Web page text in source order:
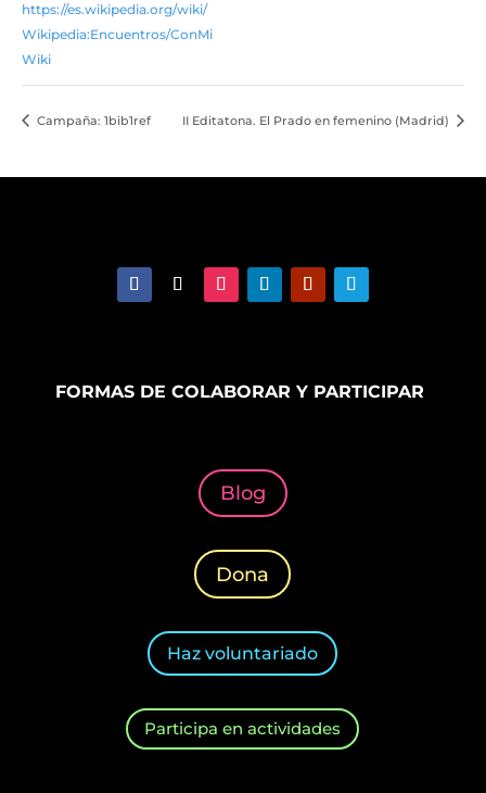
https://es.wikipedia.org/wiki/
Wikipedia:Encuentros/ConMi
Wiki
Campaña: 1bib1ref II Editatona. El Prado en femenino (Madrid)
FORMAS DE COLABORAR Y PARTICIPAR
Blog
Dona
Haz voluntariado
Participa en actividades